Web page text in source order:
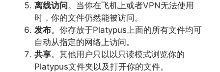
离线访问。当你在飞机上或者VPN无法使用
时，你的文件仍然能被访问。
发布。你存放于Platypus上面的所有文件均可
自动从指定的网络上访问。
共享。其他用户只以以只读模式浏览你的
Platypus文件夹以及打开你的文件。